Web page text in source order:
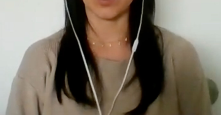
FORMAR A LOS CIUDADANOS DEL MUNDO: PROGRAMA
EDUCATIVO DE FORTALECIMIENTO DE COMPETENCIAS
SOCIOEMOCIONALES Y CONOCIMIENTO AMBIENTAL
PARA EL MANEJO CONSTRUCTIVO DE CONFLICTOS
AMBIENTALES – DIANA JURADO SÁNCHEZ
DOCTORADO EN PSICOLOGÍA